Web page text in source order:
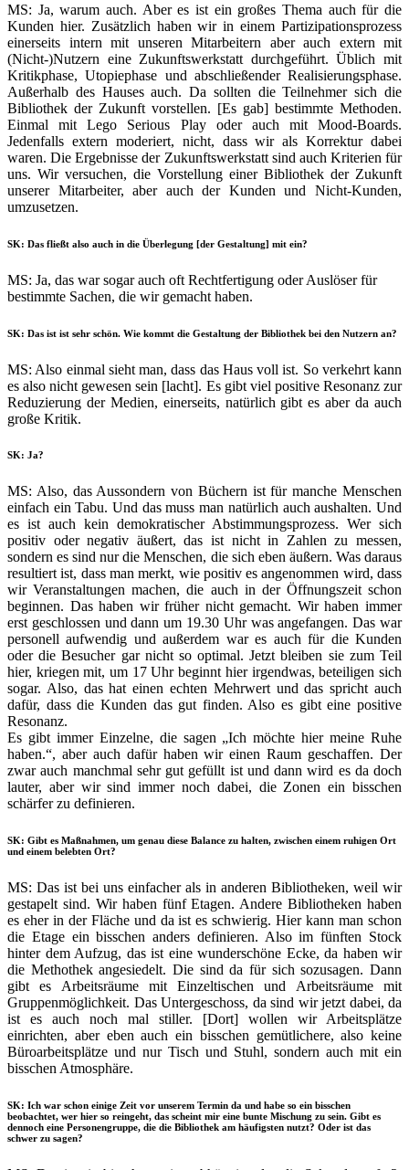
MS: Ja, warum auch. Aber es ist ein großes Thema auch für die
Kunden hier. Zusätzlich haben wir in einem Partizipationsprozess
einerseits intern mit unseren Mitarbeitern aber auch extern mit
(Nicht-)Nutzern eine Zukunftswerkstatt durchgeführt. Üblich mit
Kritikphase, Utopiephase und abschließender Realisierungsphase.
Außerhalb des Hauses auch. Da sollten die Teilnehmer sich die
Bibliothek der Zukunft vorstellen. [Es gab] bestimmte Methoden.
Einmal mit Lego Serious Play oder auch mit Mood-Boards.
Jedenfalls extern moderiert, nicht, dass wir als Korrektur dabei
waren. Die Ergebnisse der Zukunftswerkstatt sind auch Kriterien für
uns. Wir versuchen, die Vorstellung einer Bibliothek der Zukunft
unserer Mitarbeiter, aber auch der Kunden und Nicht-Kunden,
umzusetzen.
SK: Das fließt also auch in die Überlegung [der Gestaltung] mit ein?
MS: Ja, das war sogar auch oft Rechtfertigung oder Auslöser für
bestimmte Sachen, die wir gemacht haben.
SK: Das ist ist sehr schön. Wie kommt die Gestaltung der Bibliothek bei den Nutzern an?
MS: Also einmal sieht man, dass das Haus voll ist. So verkehrt kann
es also nicht gewesen sein [lacht]. Es gibt viel positive Resonanz zur
Reduzierung der Medien, einerseits, natürlich gibt es aber da auch
große Kritik.
SK: Ja?
MS: Also, das Aussondern von Büchern ist für manche Menschen
einfach ein Tabu. Und das muss man natürlich auch aushalten. Und
es ist auch kein demokratischer Abstimmungsprozess. Wer sich
positiv oder negativ äußert, das ist nicht in Zahlen zu messen,
sondern es sind nur die Menschen, die sich eben äußern. Was daraus
resultiert ist, dass man merkt, wie positiv es angenommen wird, dass
wir Veranstaltungen machen, die auch in der Öffnungszeit schon
beginnen. Das haben wir früher nicht gemacht. Wir haben immer
erst geschlossen und dann um 19.30 Uhr was angefangen. Das war
personell aufwendig und außerdem war es auch für die Kunden
oder die Besucher gar nicht so optimal. Jetzt bleiben sie zum Teil
hier, kriegen mit, um 17 Uhr beginnt hier irgendwas, beteiligen sich
sogar. Also, das hat einen echten Mehrwert und das spricht auch
dafür, dass die Kunden das gut finden. Also es gibt eine positive
Resonanz.
Es gibt immer Einzelne, die sagen „Ich möchte hier meine Ruhe
haben.“, aber auch dafür haben wir einen Raum geschaffen. Der
zwar auch manchmal sehr gut gefüllt ist und dann wird es da doch
lauter, aber wir sind immer noch dabei, die Zonen ein bisschen
schärfer zu definieren.
SK: Gibt es Maßnahmen, um genau diese Balance zu halten, zwischen einem ruhigen Ort
und einem belebten Ort?
MS: Das ist bei uns einfacher als in anderen Bibliotheken, weil wir
gestapelt sind. Wir haben fünf Etagen. Andere Bibliotheken haben
es eher in der Fläche und da ist es schwierig. Hier kann man schon
die Etage ein bisschen anders definieren. Also im fünften Stock
hinter dem Aufzug, das ist eine wunderschöne Ecke, da haben wir
die Methothek angesiedelt. Die sind da für sich sozusagen. Dann
gibt es Arbeitsräume mit Einzeltischen und Arbeitsräume mit
Gruppenmöglichkeit. Das Untergeschoss, da sind wir jetzt dabei, da
ist es auch noch mal stiller. [Dort] wollen wir Arbeitsplätze
einrichten, aber eben auch ein bisschen gemütlichere, also keine
Büroarbeitsplätze und nur Tisch und Stuhl, sondern auch mit ein
bisschen Atmosphäre.
SK: Ich war schon einige Zeit vor unserem Termin da und habe so ein bisschen
beobachtet, wer hier so reingeht, das scheint mir eine bunte Mischung zu sein. Gibt es
dennoch eine Personengruppe, die die Bibliothek am häufigsten nutzt? Oder ist das
schwer zu sagen?